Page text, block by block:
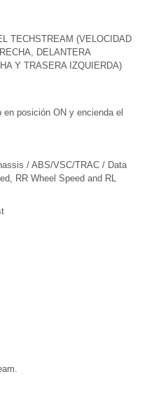
TECHSTREAM (VELOCIDAD
DELANTERA
Y TRASERA IZQUIERDA)
posición ON y encienda el
/ ABS/VSC/TRAC / Data
RR Wheel Speed and RL